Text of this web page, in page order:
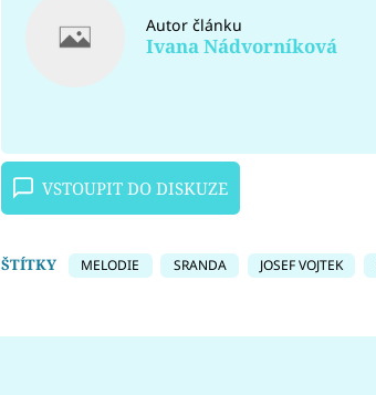
Autor článku
Ivana Nádvorníková
VSTOUPIT DO DISKUZE
ŠTÍTKY MELODIE SRANDA JOSEF VOJTEK